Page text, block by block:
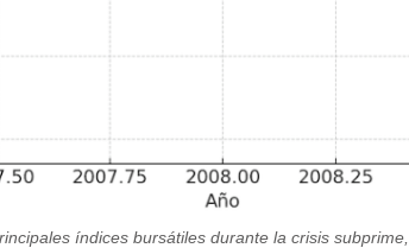
índices bursátiles durante la crisis